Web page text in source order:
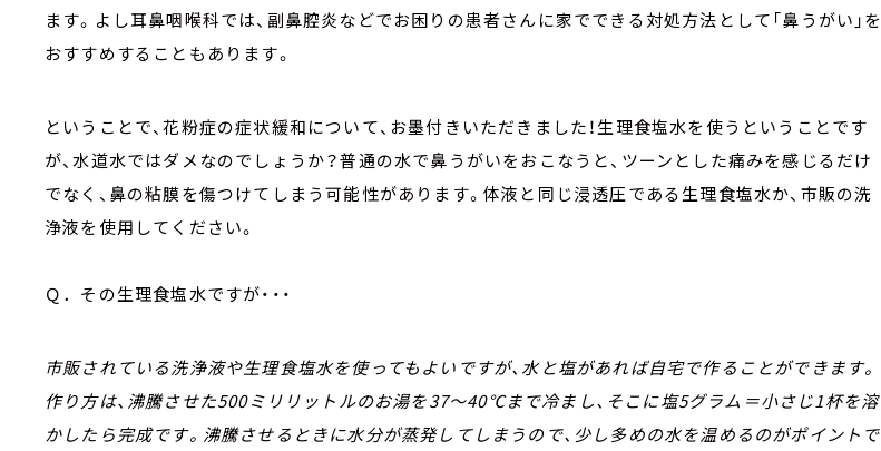
ます。よし耳鼻咽喉科では、副鼻腔炎などでお困りの患者さんに家でできる対処方法として「鼻うがい」を
おすすめすることもあります。
ということで、花粉症の症状緩和について、お墨付きいただきました！生理食塩水を使うということです
が、水道水ではダメなのでしょうか？普通の水で鼻うがいをおこなうと、ツーンとした痛みを感じるだけ
でなく、鼻の粘膜を傷つけてしまう可能性があります。体液と同じ浸透圧である生理食塩水か、市販の洗
浄液を使用してください。
Ｑ．その生理食塩水ですが・・・
市販されている洗浄液や生理食塩水を使ってもよいですが、水と塩があれば自宅で作ることができます。
作り方は、沸騰させた500ミリリットルのお湯を37～40℃まで冷まし、そこに塩5グラム＝小さじ1杯を溶
かしたら完成です。沸騰させるときに水分が蒸発してしまうので、少し多めの水を温めるのがポイントで